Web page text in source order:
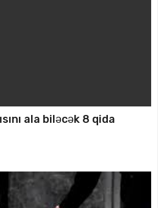
ala biləcək 8 qida